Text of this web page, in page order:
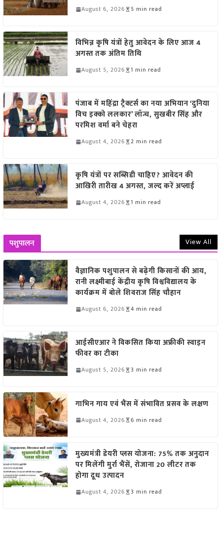
August 6, 2026 5 min read
विभिन्न कृषि यंत्रों हेतु आवेदन के लिए आज 4
अगस्त तक अंतिम तिथि
August 5, 2026 1 min read
पंजाब में महिंद्रा ट्रैक्टर्स का नया अभियान ‘दुनिया
विच इक्को ललकार’ लॉन्च, सुखबीर सिंह और
परमिश वर्मा बने चेहरा
August 4, 2026 2 min read
कृषि यंत्रों पर सब्सिडी चाहिए? आवेदन की
आखिरी तारीख 4 अगस्त, जल्द करें अप्लाई
August 4, 2026 1 min read
पशुपालन View All
वैज्ञानिक पशुपालन से बढ़ेगी किसानों की आय,
रानी लक्ष्मीबाई केंद्रीय कृषि विश्वविद्यालय के
कार्यक्रम में बोले शिवराज सिंह चौहान
August 6, 2026 4 min read
आईसीएआर ने विकसित किया अफ्रीकी स्वाइन
फीवर का टीका
August 5, 2026 3 min read
गाभिन गाय एवं भैंस में संभावित प्रसव के लक्षण
August 4, 2026 6 min read
मुख्यमंत्री डेयरी प्लस योजना: 75% तक अनुदान
पर मिलेंगी मुर्रा भैंसें, रोजाना 20 लीटर तक
होगा दूध उत्पादन
August 4, 2026 3 min read